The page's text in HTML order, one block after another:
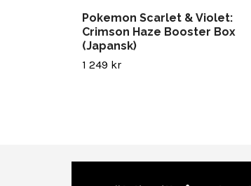
Pokemon Scarlet & Violet:
Crimson Haze Booster Box
(Japansk)
1 249 kr